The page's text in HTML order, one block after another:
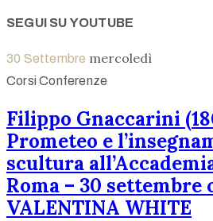
SEGUI SU YOUTUBE
30 Settembre mercoledì
Corsi Conferenze
Filippo Gnaccarini
Prometeo e
scultura
Roma – 30 settembre
VALENTINA WHITE